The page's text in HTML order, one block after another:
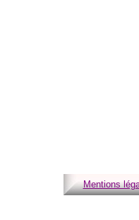
Mentions